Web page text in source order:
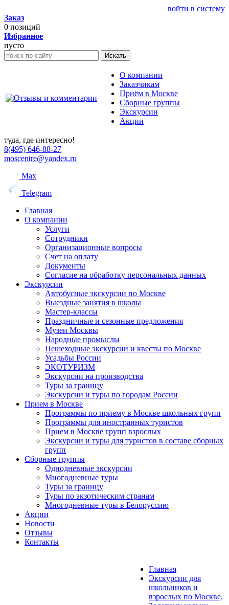
войти в систему
Заказ
0 позиций
Избранное
пусто
Искать
О компании
Заказчикам
Приём в Москве
Сборные группы
Экскурсии
Акции
туда, где интересно!
8(495) 646-88-27
moscentre@yandex.ru
Max
Telegram
Главная
О компании
Услуги
Сотрудники
Организационные вопросы
Счет на оплату
Документы
Согласие на обработку персональных данных
Экскурсии
Автобусные экскурсии по Москве
Выездные занятия в школы
Мастер-классы
Праздничные и сезонные предложения
Музеи Москвы
Народные промыслы
Пешеходные экскурсии и квесты по Москве
Усадьбы России
ЭКОТУРИЗМ
Экскурсии на производства
Туры за границу
Экскурсии и туры по городам России
Прием в Москве
Программы по приему в Москве школьных групп
Программы для иностранных туристов
Прием в Москве групп взрослых
Экскурсии и туры для туристов в составе сборных
групп
Сборные группы
Однодневные экскурсии
Многодневные туры
Туры за границу
Туры по экзотическим странам
Многодневные туры в Белоруссию
Акции
Новости
Отзывы
Контакты
Главная
Экскурсии для
школьников и
взрослых по Москве,